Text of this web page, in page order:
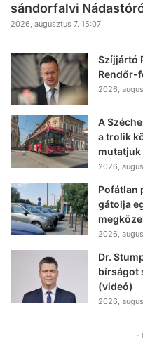
sándorfalvi
2026, augusztus 7. 15:07
Szíjjártó
Rendőr-
2026,
A
a trolik
mutatjuk
2026,
Pofátlan
gátolja
2026,
Dr.
bírságot
(videó)
2026,
-